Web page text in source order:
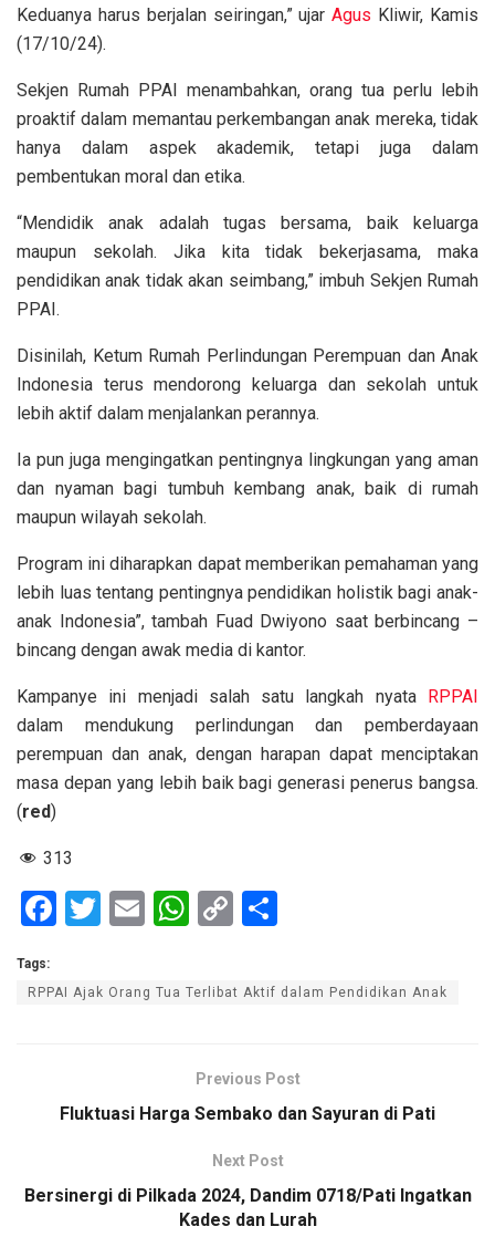
Keduanya harus berjalan seiringan,” ujarAgus Kliwir, Kamis
(17/10/24).
Sekjen Rumah PPAI menambahkan, orang tua perlu lebih
proaktif dalam memantau perkembangan anak mereka, tidak
hanya dalam aspek akademik, tetapi juga dalam
pembentukan moral dan etika.
“Mendidik anak adalah tugas bersama, baik keluarga
maupun sekolah. Jika kita tidak bekerjasama, maka
pendidikan anak tidak akan seimbang,” imbuh Sekjen Rumah
PPAI.
Disinilah, Ketum Rumah Perlindungan Perempuan dan Anak
Indonesia terus mendorong keluarga dan sekolah untuk
lebih aktif dalam menjalankan perannya.
Ia pun juga mengingatkan pentingnya lingkungan yang aman
dan nyaman bagi tumbuh kembang anak, baik di rumah
maupun wilayah sekolah.
Program ini diharapkan dapat memberikan pemahaman yang
lebih luas tentang pentingnya pendidikan holistik bagi anak-
anak Indonesia”, tambah Fuad Dwiyono saat berbincang –
bincang dengan awak media di kantor.
Kampanye ini menjadi salah satu langkah nyata RPPAI
dalam mendukung perlindungan dan pemberdayaan
perempuan dan anak, dengan harapan dapat menciptakan
masa depan yang lebih baik bagi generasi penerus bangsa.
(red)
313
F
ce
k
T
tt
E
ail
W
at
p
p
C
py
k
ar
Tags:
RPPAI Ajak Orang Tua Terlibat Aktif dalam Pendidikan Anak
Previous Post
Fluktuasi Harga Sembako dan Sayuran di Pati
Next Post
Bersinergi di Pilkada 2024, Dandim 0718/Pati Ingatkan
Kades dan Lurah